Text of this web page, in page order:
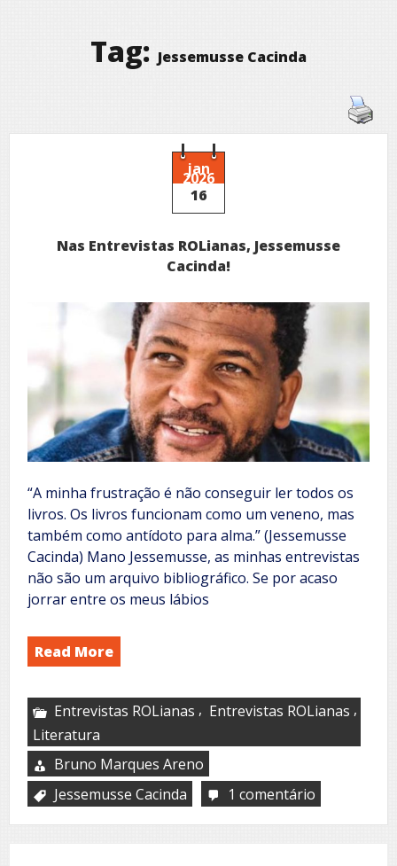
Tag: Jessemusse Cacinda
jan
2026
16
Nas Entrevistas ROLianas, Jessemusse
Cacinda!
“A minha frustração é não conseguir ler todos os
livros. Os livros funcionam como um veneno, mas
também como antídoto para alma.” (Jessemusse
Cacinda) Mano Jessemusse, as minhas entrevistas
não são um arquivo bibliográfico. Se por acaso
jorrar entre os meus lábios
Read More
Entrevistas ROLianas , Entrevistas ROLianas ,
Literatura
Bruno Marques Areno
Jessemusse Cacinda
1 comentário
Entrevistas